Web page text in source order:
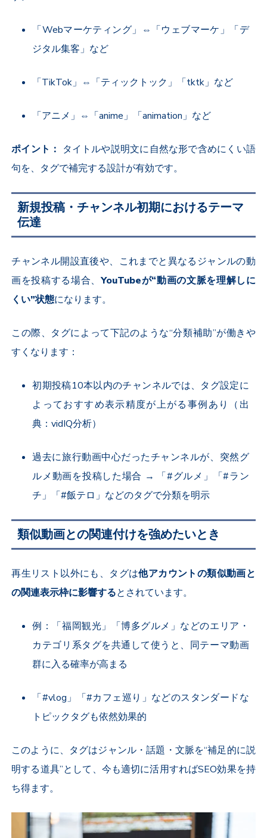
「Webマーケティング」⇔「ウェブマーケ」「デ
ジタル集客」など
「TikTok」⇔「ティックトック」「tktk」など
「アニメ」⇔「anime」「animation」など
ポイント： タイトルや説明文に自然な形で含めにくい語
句を、タグで補完する設計が有効です。
新規投稿・チャンネル初期におけるテーマ
伝達
チャンネル開設直後や、これまでと異なるジャンルの動
画を投稿する場合、YouTubeが“動画の文脈を理解しに
くい”状態になります。
この際、タグによって下記のような“分類補助”が働きや
すくなります：
初期投稿10本以内のチャンネルでは、タグ設定に
よっておすすめ表示精度が上がる事例あり（出
典：vidIQ分析）
過去に旅行動画中心だったチャンネルが、突然グ
ルメ動画を投稿した場合 → 「#グルメ」「#ラン
チ」「#飯テロ」などのタグで分類を明示
類似動画との関連付けを強めたいとき
再生リスト以外にも、タグは他アカウントの類似動画と
の関連表示枠に影響するとされています。
例：「福岡観光」「博多グルメ」などのエリア・
カテゴリ系タグを共通して使うと、同テーマ動画
群に入る確率が高まる
「#vlog」「#カフェ巡り」などのスタンダードな
トピックタグも依然効果的
このように、タグはジャンル・話題・文脈を“補足的に説
明する道具”として、今も適切に活用すればSEO効果を持
ち得ます。